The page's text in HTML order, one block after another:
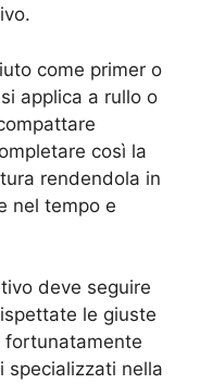
come primer o
applica a rullo o
così la
rendendola in
nel tempo e
deve seguire
le giuste
fortunatamente
specializzati nella